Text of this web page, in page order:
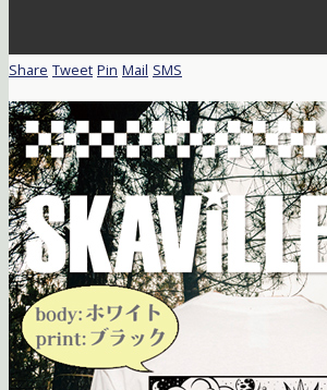
Share Tweet Pin Mail SMS